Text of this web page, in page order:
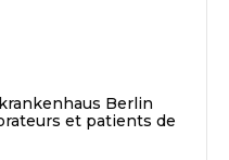
Berlin
et patients de